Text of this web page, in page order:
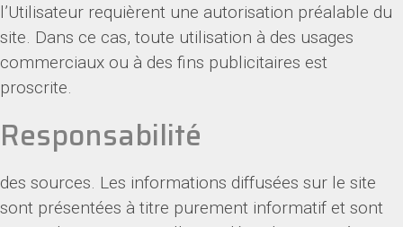
l’Utilisateur requièrent une autorisation préalable du
site. Dans ce cas, toute utilisation à des usages
commerciaux ou à des fins publicitaires est
proscrite.
Responsabilité
des sources. Les informations diffusées sur le site
sont présentées à titre purement informatif et sont